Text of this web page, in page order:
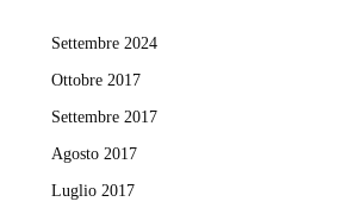
Settembre 2024
Ottobre 2017
Settembre 2017
Agosto 2017
Luglio 2017